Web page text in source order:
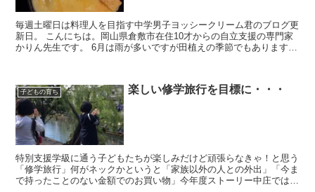
毎週土曜日は料理人を目指す中学男子ヨッシークリーム君のブログ更
新日。 こんにちは。岡山県倉敷市在住10才からの自立支援の専門家
かりん先生です。 6月は雨が多いですが田植えの季節でもあります
子どもの育ち 楽しい修学旅行を目標に・・・
特別支援学級に通う子どもたちが楽しみだけど頑張らなきゃ！と思う
「修学旅行」何がネックかというと「家族以外の人との外出」「今ま
で持ったことのない金額でのお買い物」今年度ストーリー中庄では楽